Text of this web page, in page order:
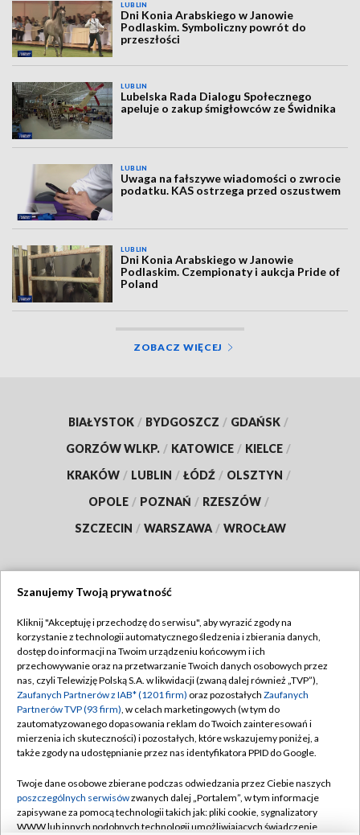
LUBLIN
Dni Konia Arabskiego w Janowie
Podlaskim. Symboliczny powrót do
przeszłości
LUBLIN
Lubelska Rada Dialogu Społecznego
apeluje o zakup śmigłowców ze Świdnika
LUBLIN
Uwaga na fałszywe wiadomości o zwrocie
podatku. KAS ostrzega przed oszustwem
LUBLIN
Dni Konia Arabskiego w Janowie
Podlaskim. Czempionaty i aukcja Pride of
Poland
ZOBACZ WIĘCEJ
BIAŁYSTOK / BYDGOSZCZ / GDAŃSK /
GORZÓW WLKP. / KATOWICE / KIELCE /
KRAKÓW / LUBLIN / ŁÓDŹ / OLSZTYN /
OPOLE / POZNAŃ / RZESZÓW /
SZCZECIN / WARSZAWA / WROCŁAW
TVP
Abonament TVP
Emisja w TVP
Centrum informacji TVP
Naziemna Telewizja Cyfrowa
Rada Programowa
System NOS
Regulamin TVP
Polityka prywatności
Moje zgody
Pomoc
Kontakt
Szanujemy Twoją prywatność
Kliknij "Akceptuję i przechodzę do serwisu", aby wyrazić zgody na
korzystanie z technologii automatycznego śledzenia i zbierania danych,
dostęp do informacji na Twoim urządzeniu końcowym i ich
przechowywanie oraz na przetwarzanie Twoich danych osobowych przez
nas, czyli Telewizję Polską S.A. w likwidacji (zwaną dalej również „TVP”),
Zaufanych Partnerów z IAB* (1201 firm) oraz pozostałych Zaufanych
Partnerów TVP (93 firm), w celach marketingowych (w tym do
zautomatyzowanego dopasowania reklam do Twoich zainteresowań i
mierzenia ich skuteczności) i pozostałych, które wskazujemy poniżej, a
także zgody na udostępnianie przez nas identyfikatora PPID do Google.
Twoje dane osobowe zbierane podczas odwiedzania przez Ciebie naszych
poszczególnych serwisówzwanych dalej „Portalem”, w tym informacje
zapisywane za pomocą technologii takich jak: pliki cookie, sygnalizatory
WWW lub innych podobnych technologii umożliwiających świadczenie